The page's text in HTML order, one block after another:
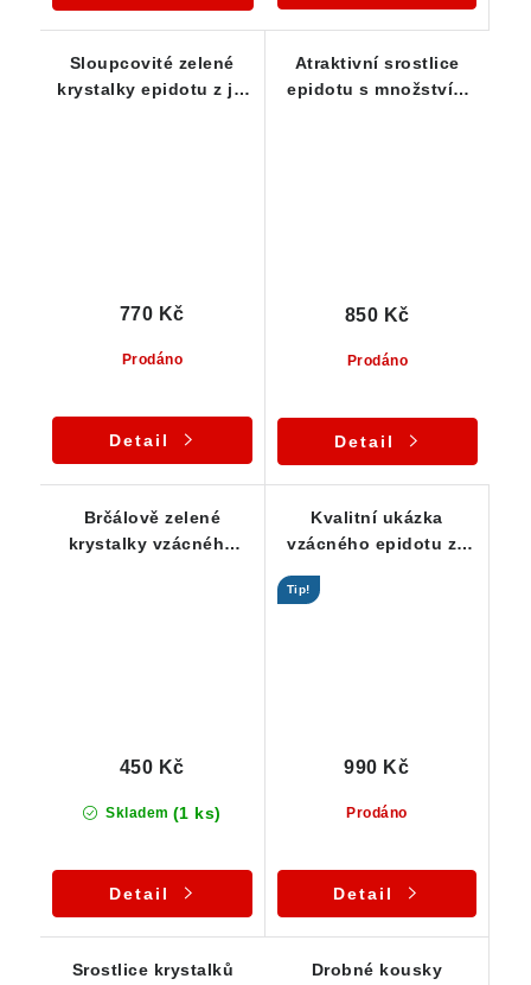
Sloupcovité zelené
krystalky epidotu z již
Prodáno
770 Kč
Detail
Atraktivní srostlice
epidotu s množstvím
Prodáno
850 Kč
Detail
Brčálově zelené
krystalky vzácného
Skladem (1 ks)
450 Kč
Detail
Kvalitní ukázka
vzácného epidotu ze
Tip!
Prodáno
990 Kč
Detail
Srostlice krystalků
Drobné kousky